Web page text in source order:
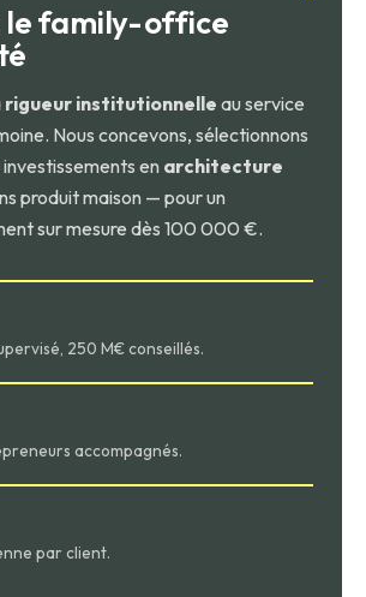
le family-office
rigueur institutionnelle au service
Nous concevons, sélectionnons
en architecture
produit maison — pour un
sur mesure dès 100 000 €.
250 M€ conseillés.
accompagnés.
par client.